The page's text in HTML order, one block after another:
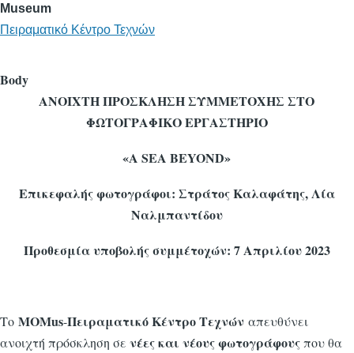
Museum
Πειραματικό Κέντρο Τεχνών
Body
ΑΝΟΙΧΤΗ ΠΡΟΣΚΛΗΣΗ ΣΥΜΜΕΤΟΧΗΣ ΣΤΟ
ΦΩΤΟΓΡΑΦΙΚΟ ΕΡΓΑΣΤΗΡΙΟ
«A SEA BEYOND»
Επικεφαλής φωτογράφοι: Στράτος Καλαφάτης, Λία
Ναλμπαντίδου
Προθεσμία υποβολής συμμέτοχών: 7 Απριλίου 2023
Το MOMus-Πειραματικό Κέντρο Τεχνών απευθύνει
ανοιχτή πρόσκληση σε νέες και νέους φωτογράφουςπου θα